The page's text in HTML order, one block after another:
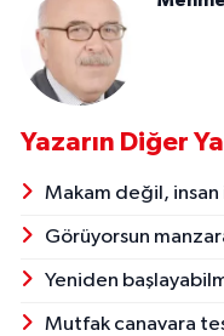
Yazarın Diğer
Makam değil, insan
Görüyorsun
Yeniden
Mutfak canavara